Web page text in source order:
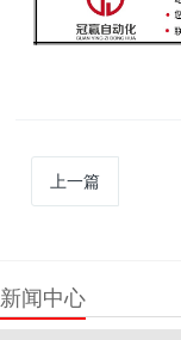
上一篇
新闻中心